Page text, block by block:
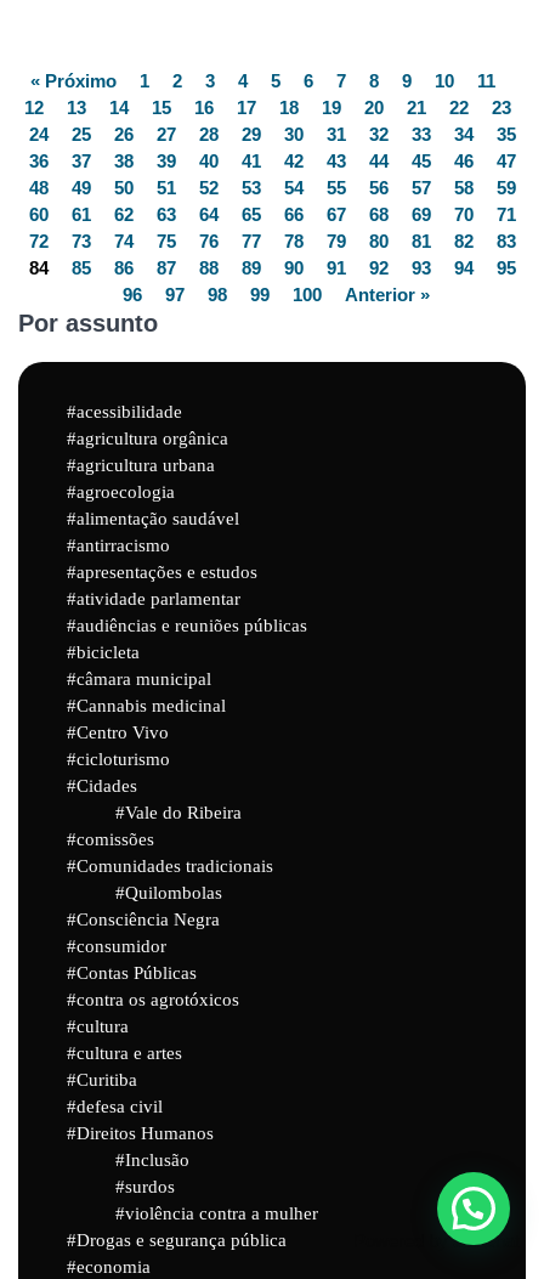
« Próximo 1 2 3 4 5 6 7 8 9 10
11
12
13 14 15 16 17 18 19 20 21 22
23
24
25 26 27 28 29 30 31 32 33 34
35
36
37 38 39 40 41 42 43 44 45 46
47
48
49 50 51 52 53 54 55 56 57 58
59
60
61 62 63 64 65 66 67 68 69 70
71
72
73 74 75 76 77 78 79 80 81 82
83
84
85 86 87 88 89 90 91 92 93 94
95
96
97 98 99 100 Anterior »
Por assunto
acessibilidade
agricultura orgânica
agricultura urbana
agroecologia
alimentação saudável
antirracismo
apresentações e estudos
atividade parlamentar
audiências e reuniões públicas
bicicleta
câmara municipal
Cannabis medicinal
Centro Vivo
cicloturismo
Cidades
Vale do Ribeira
comissões
Comunidades tradicionais
Quilombolas
Consciência Negra
consumidor
Contas Públicas
contra os agrotóxicos
cultura
cultura e artes
Curitiba
defesa civil
Direitos Humanos
Inclusão
surdos
violência contra a mulher
Drogas e segurança pública
economia
Powered byJoinchat